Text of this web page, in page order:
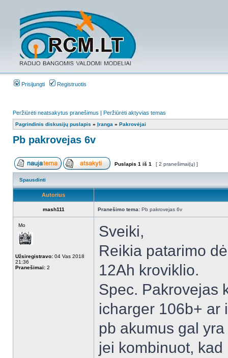
Prisijungti Registruotis
Peržiūrėti neatsakytus pranešimus | Peržiūrėti aktyvias temas
Pagrindinis diskusijų puslapis » Įranga » Pakrovėjai
Pb pakrovejas 6v
Puslapis 1 iš 1 [ 2 pranešimai(ų) ]
Spausdinti
Autorius
mash111 Pranešimo tema: Pb pakrovejas 6v
Mo
Užsiregistravo: 04 Vas 2018
21:36
Pranešimai: 2
Sveiki,
Reikia patarimo
12Ah kroviklio.
Spec. Pakrovejas
icharger 106b+ ar
pb akumus gal
jei kombinuot,